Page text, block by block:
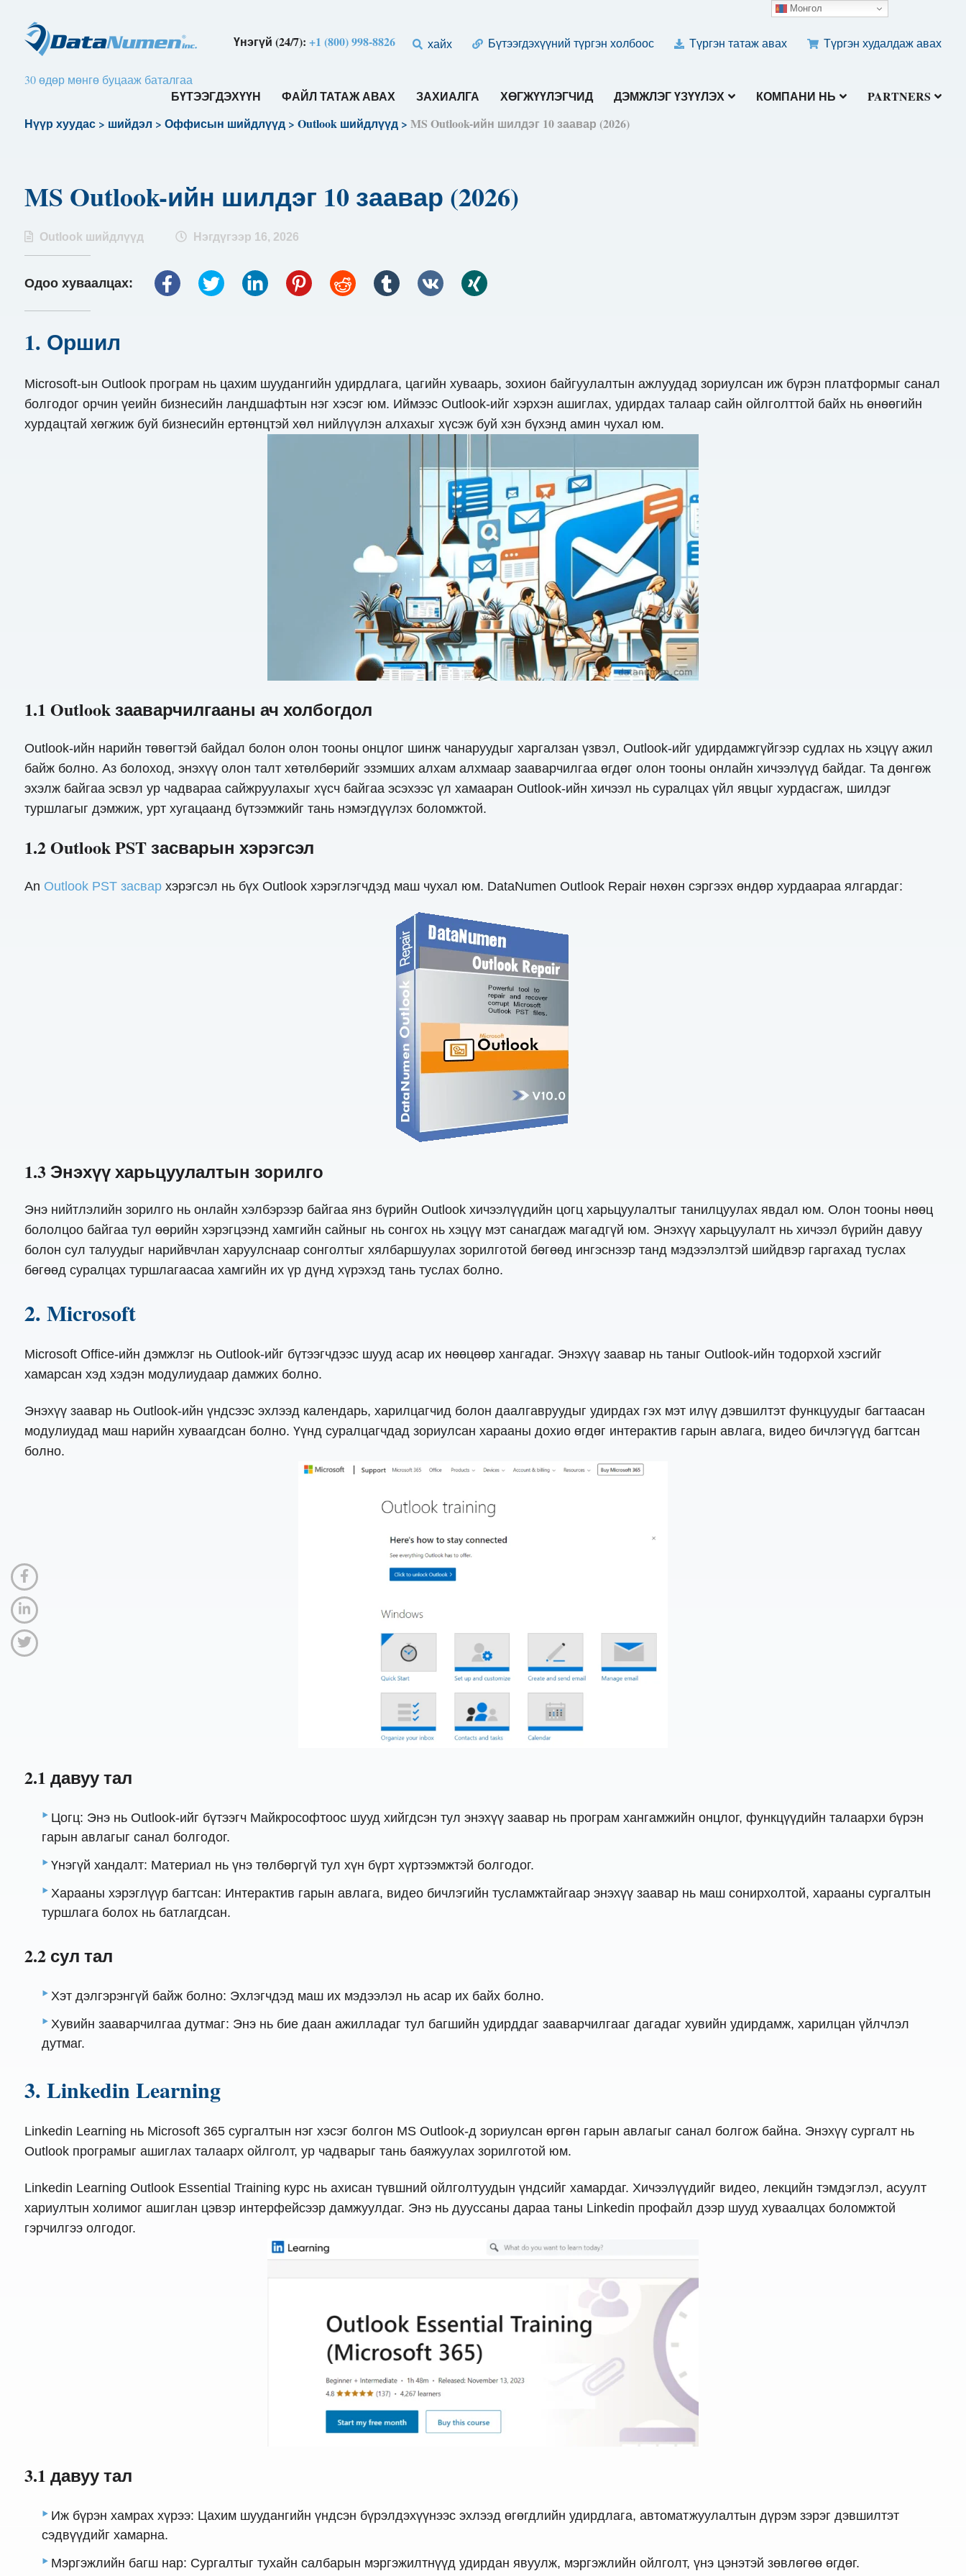
Үнэгүй (24/7):+1 (800) 998-8826 хайх Бүтээгдэхүүний түргэн холбоос Түргэн татаж авах Түргэн худалдаж авах
30 өдөр мөнгө буцааж баталгаа
БҮТЭЭГДЭХҮҮН ФАЙЛ ТАТАЖ АВАХ ЗАХИАЛГА ХӨГЖҮҮЛЭГЧИД ДЭМЖЛЭГ ҮЗҮҮЛЭХ КОМПАНИ НЬ
PARTNERS
Нүүр хуудас> шийдэл > Оффисын шийдлүүд> Outlook шийдлүүд> MS Outlook-ийн шилдэг 10 заавар (2026)
MS Outlook-ийн шилдэг 10 заавар (2026)
Outlook шийдлүүд Нэгдүгээр 16, 2026
Одоо хуваалцах:
1. Оршил
Microsoft-ын Outlook програм нь цахим шуудангийн удирдлага, цагийн хуваарь, зохион байгуулалтын ажлуудад зориулсан иж бүрэн платформыг санал
болгодог орчин үеийн бизнесийн ландшафтын нэг хэсэг юм. Иймээс Outlook-ийг хэрхэн ашиглах, удирдах талаар сайн ойлголттой байх нь өнөөгийн
хурдацтай хөгжиж буй бизнесийн ертөнцтэй хөл нийлүүлэн алхахыг хүсэж буй хэн бүхэнд амин чухал юм.
1.1 Outlook зааварчилгааны ач холбогдол
Outlook-ийн нарийн төвөгтэй байдал болон олон тооны онцлог шинж чанаруудыг харгалзан үзвэл, Outlook-ийг удирдамжгүйгээр судлах нь хэцүү ажил
байж болно. Аз болоход, энэхүү олон талт хөтөлбөрийг эзэмших алхам алхмаар зааварчилгаа өгдөг олон тооны онлайн хичээлүүд байдаг. Та дөнгөж
эхэлж байгаа эсвэл ур чадвараа сайжруулахыг хүсч байгаа эсэхээс үл хамааран Outlook-ийн хичээл нь суралцах үйл явцыг хурдасгаж, шилдэг
туршлагыг дэмжиж, урт хугацаанд бүтээмжийг тань нэмэгдүүлэх боломжтой.
1.2 Outlook PST засварын хэрэгсэл
An Outlook PST засвархэрэгсэл нь бүх Outlook хэрэглэгчдэд маш чухал юм. DataNumen Outlook Repair нөхөн сэргээх өндөр хурдаараа ялгардаг:
1.3 Энэхүү харьцуулалтын зорилго
Энэ нийтлэлийн зорилго нь онлайн хэлбэрээр байгаа янз бүрийн Outlook хичээлүүдийн цогц харьцуулалтыг танилцуулах явдал юм. Олон тооны нөөц
бололцоо байгаа тул өөрийн хэрэгцээнд хамгийн сайныг нь сонгох нь хэцүү мэт санагдаж магадгүй юм. Энэхүү харьцуулалт нь хичээл бүрийн давуу
болон сул талуудыг нарийвчлан харуулснаар сонголтыг хялбаршуулах зорилготой бөгөөд ингэснээр танд мэдээлэлтэй шийдвэр гаргахад туслах
бөгөөд суралцах туршлагаасаа хамгийн их үр дүнд хүрэхэд тань туслах болно.
2. Microsoft
Microsoft Office-ийн дэмжлэг нь Outlook-ийг бүтээгчдээс шууд асар их нөөцөөр хангадаг. Энэхүү заавар нь таныг Outlook-ийн тодорхой хэсгийг
хамарсан хэд хэдэн модулиудаар дамжих болно.
Энэхүү заавар нь Outlook-ийн үндсээс эхлээд календарь, харилцагчид болон даалгавруудыг удирдах гэх мэт илүү дэвшилтэт функцуудыг багтаасан
модулиудад маш нарийн хуваагдсан болно. Үүнд суралцагчдад зориулсан харааны дохио өгдөг интерактив гарын авлага, видео бичлэгүүд багтсан
болно.
2.1 давуу тал
Цогц: Энэ нь Outlook-ийг бүтээгч Майкрософтоос шууд хийгдсэн тул энэхүү заавар нь програм хангамжийн онцлог, функцүүдийн талаархи бүрэн
гарын авлагыг санал болгодог.
Үнэгүй хандалт: Материал нь үнэ төлбөргүй тул хүн бүрт хүртээмжтэй болгодог.
Харааны хэрэглүүр багтсан: Интерактив гарын авлага, видео бичлэгийн тусламжтайгаар энэхүү заавар нь маш сонирхолтой, харааны сургалтын
туршлага болох нь батлагдсан.
2.2 сул тал
Хэт дэлгэрэнгүй байж болно: Эхлэгчдэд маш их мэдээлэл нь асар их байх болно.
Хувийн зааварчилгаа дутмаг: Энэ нь бие даан ажилладаг тул багшийн удирддаг зааварчилгааг дагадаг хувийн удирдамж, харилцан үйлчлэл
дутмаг.
3. Linkedin Learning
Linkedin Learning нь Microsoft 365 сургалтын нэг хэсэг болгон MS Outlook-д зориулсан өргөн гарын авлагыг санал болгож байна. Энэхүү сургалт нь
Outlook програмыг ашиглах талаарх ойлголт, ур чадварыг тань баяжуулах зорилготой юм.
Linkedin Learning Outlook Essential Training курс нь ахисан түвшний ойлголтуудын үндсийг хамардаг. Хичээлүүдийг видео, лекцийн тэмдэглэл, асуулт
хариултын холимог ашиглан цэвэр интерфейсээр дамжуулдаг. Энэ нь дууссаны дараа таны Linkedin профайл дээр шууд хуваалцах боломжтой
гэрчилгээ олгодог.
3.1 давуу тал
Иж бүрэн хамрах хүрээ: Цахим шуудангийн үндсэн бүрэлдэхүүнээс эхлээд өгөгдлийн удирдлага, автоматжуулалтын дүрэм зэрэг дэвшилтэт
сэдвүүдийг хамарна.
Мэргэжлийн багш нар: Сургалтыг тухайн салбарын мэргэжилтнүүд удирдан явуулж, мэргэжлийн ойлголт, үнэ цэнэтэй зөвлөгөө өгдөг.
Монгол